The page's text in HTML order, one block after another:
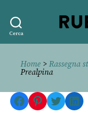
Cerca
Home > Rassegna
Prealpina
Facebook
Pinterest
Twitter